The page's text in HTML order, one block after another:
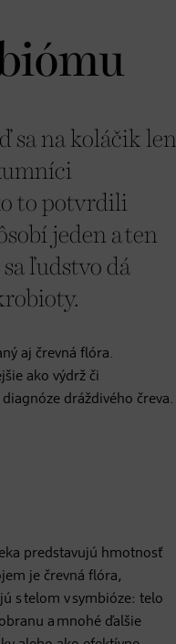
sa na koláčik len
to potvrdili
jeden a ten
ľudstvo dá
aj črevná flóra.
ako výdrž či
dráždivého čreva.
predstavujú hmotnosť
je črevná flóra,
s telom v symbióze: telo
a mnohé ďalšie